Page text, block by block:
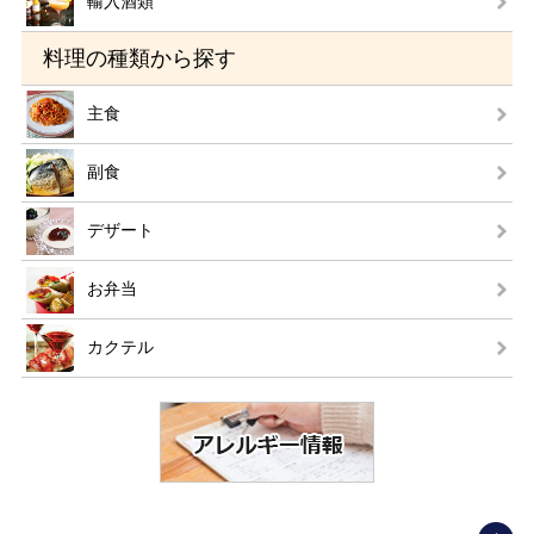
料理の種類から探す
主食
副食
デザート
お弁当
カクテル